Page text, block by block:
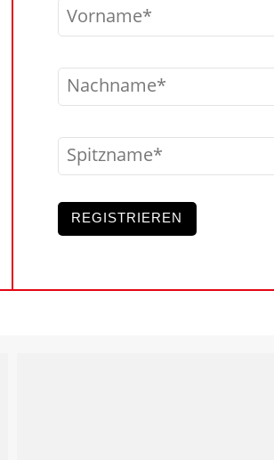
Vorname
Nachname
Spitzname
REGISTRIEREN